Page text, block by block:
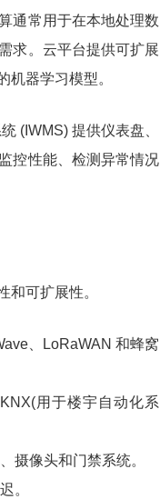
通常用于在本地处理数
求。云平台提供可扩展
机器学习模型。
(IWMS) 提供仪表盘、
控性能、检测异常情况
和可扩展性。
、LoRaWAN 和蜂窝
用于楼宇自动化系
摄像头和门禁系统。
。